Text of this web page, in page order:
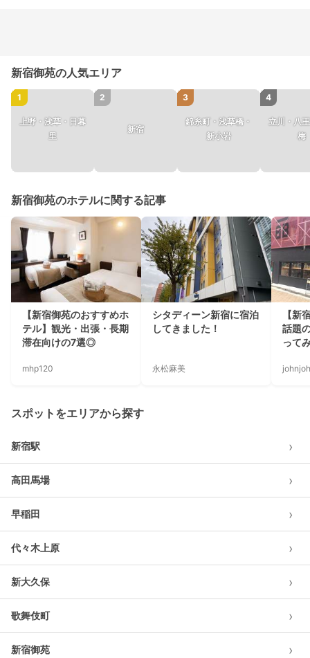
新宿御苑の人気エリア
1
上野・浅草・日暮
里
2
新宿
3
錦糸町・浅草橋・
新小岩
4
立川・八
梅
新宿御苑のホテルに関する記事
【新宿御苑のおすすめホ
テル】観光・出張・長期
滞在向けの7選◎
mhp120
シタディーン新宿に宿泊
してきました！
永松麻美
【新
話題
って
スポットをエリアから探す
新宿駅 ›
高田馬場 ›
早稲田 ›
代々木上原 ›
新大久保 ›
歌舞伎町 ›
新宿御苑 ›